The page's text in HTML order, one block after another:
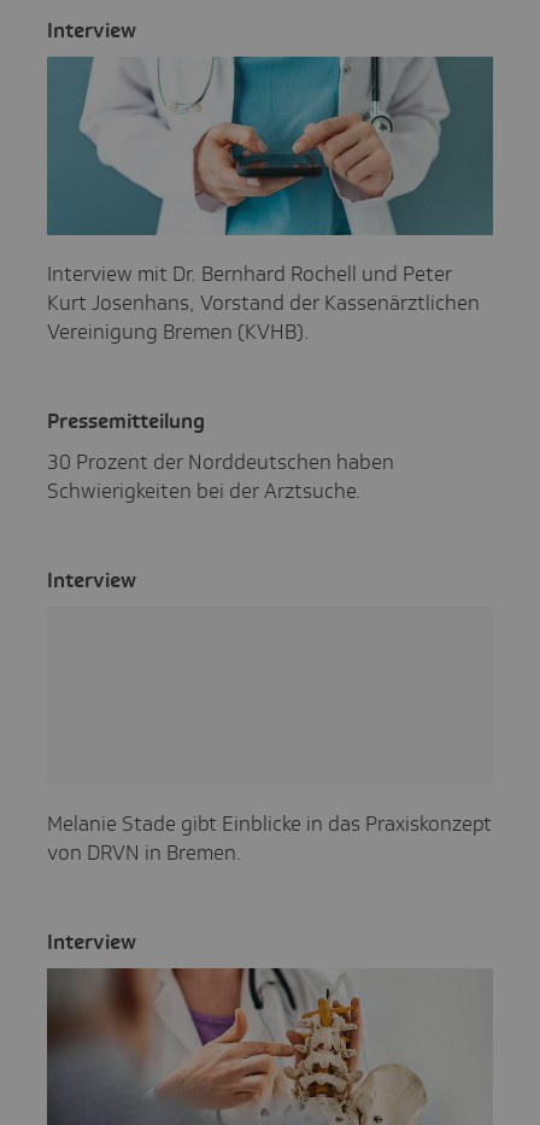
Inter­view
Interview mit Dr. Bernhard Rochell und Peter
Kurt Josenhans, Vorstand der Kassenärztlichen
Vereinigung Bremen (KVHB).
Pres­se­mit­tei­lung
30 Prozent der Norddeutschen haben
Schwierigkeiten bei der Arztsuche.
Inter­view
Melanie Stade gibt Einblicke in das Praxiskonzept
von DRVN in Bremen.
Inter­view